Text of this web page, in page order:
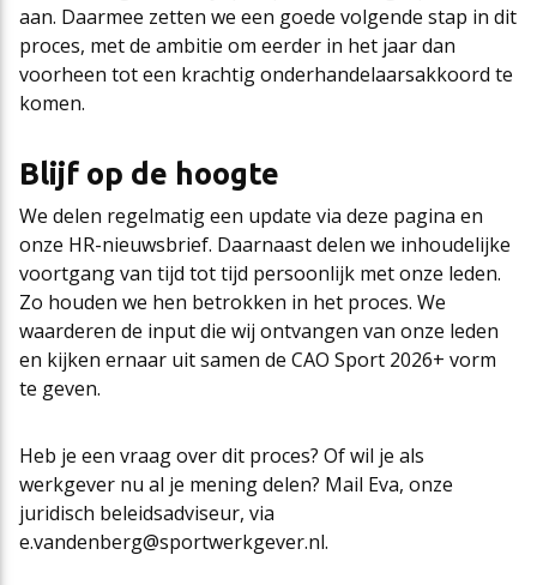
aan. Daarmee zetten we een goede volgende stap in dit
proces, met de ambitie om eerder in het jaar dan
voorheen tot een krachtig onderhandelaarsakkoord te
komen.
Blijf op de hoogte
We delen regelmatig een update via deze pagina en
onze HR-nieuwsbrief. Daarnaast delen we inhoudelijke
voortgang van tijd tot tijd persoonlijk met onze leden.
Zo houden we hen betrokken in het proces. We
waarderen de input die wij ontvangen van onze leden
en kijken ernaar uit samen de CAO Sport 2026+ vorm
te geven.
Heb je een vraag over dit proces? Of wil je als
werkgever nu al je mening delen? Mail Eva, onze
juridisch beleidsadviseur, via
e.vandenberg@sportwerkgever.nl.